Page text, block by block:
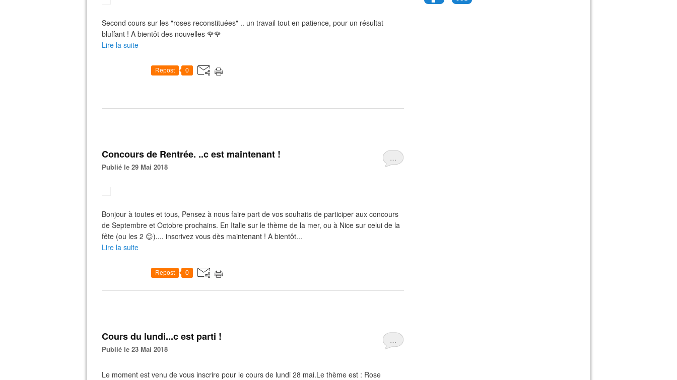
Second cours sur les "roses reconstituées" .. un travail tout en patience, pour un résultat
bluffant ! A bientôt des nouvelles 🌹🌹
Lire la suite
Repost 0
…
Concours de Rentrée. ..c est maintenant !
Publié le 29 Mai 2018
Bonjour à toutes et tous, Pensez à nous faire part de vos souhaits de participer aux concours
de Septembre et Octobre prochains. En Italie sur le thème de la mer, ou à Nice sur celui de la
fête (ou les 2 😊).... inscrivez vous dès maintenant ! A bientôt...
Lire la suite
Repost 0
…
Cours du lundi...c est parti !
Publié le 23 Mai 2018
Le moment est venu de vous inscrire pour le cours de lundi 28 mai.Le thème est : Rose